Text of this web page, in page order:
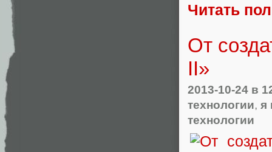
Читать
От
II»
2013-10-24 в
технологии, я
технологии